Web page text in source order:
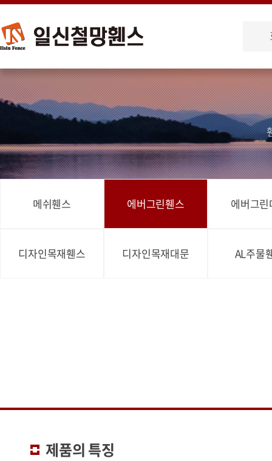
메쉬휀스 에버그린휀스 에버그
디자인목재휀스 디자인목재대문 AL주물
제품의 특징